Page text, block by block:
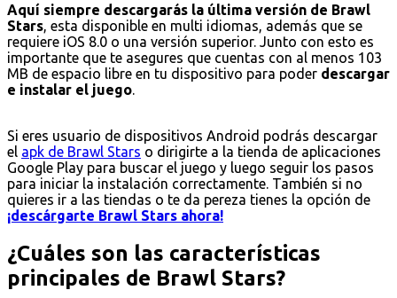
Aquí siempre descargarás la última versión de Brawl
Stars, esta disponible en multi idiomas, además que se
requiere iOS 8.0 o una versión superior. Junto con esto es
importante que te asegures que cuentas con al menos 103
MB de espacio libre en tu dispositivo para poder descargar
e instalar el juego.
Si eres usuario de dispositivos Android podrás descargar
el apk de Brawl Stars o dirigirte a la tienda de aplicaciones
Google Play para buscar el juego y luego seguir los pasos
para iniciar la instalación correctamente. También si no
quieres ir a las tiendas o te da pereza tienes la opción de
¡descárgarte Brawl Stars ahora!
¿Cuáles son las características
principales de Brawl Stars?